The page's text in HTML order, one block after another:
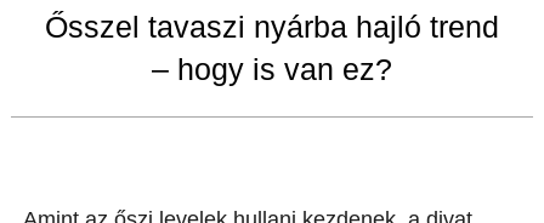
Ősszel tavaszi nyárba hajló trend
– hogy is van ez?